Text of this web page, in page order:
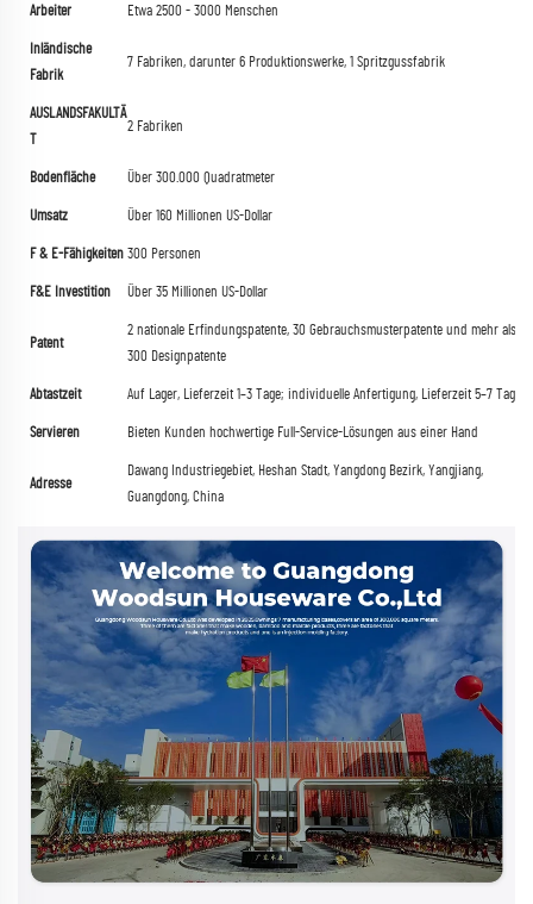
Arbeiter Etwa 2500 - 3000 Menschen
Inländische
Fabrik
7 Fabriken, darunter 6 Produktionswerke, 1 Spritzgussfabrik
AUSLANDSFAKULTÄ
T
2 Fabriken
Bodenfläche Über 300.000 Quadratmeter
Umsatz Über 160 Millionen US-Dollar
F & E-Fähigkeiten 300 Personen
F&E Investition Über 35 Millionen US-Dollar
Patent
2 nationale Erfindungspatente, 30 Gebrauchsmusterpatente und mehr als
300 Designpatente
Abtastzeit Auf Lager, Lieferzeit 1–3 Tage; individuelle Anfertigung, Lieferzeit 5–7 Tage
Servieren Bieten Kunden hochwertige Full-Service-Lösungen aus einer Hand
Adresse
Dawang Industriegebiet, Heshan Stadt, Yangdong Bezirk, Yangjiang,
Guangdong, China